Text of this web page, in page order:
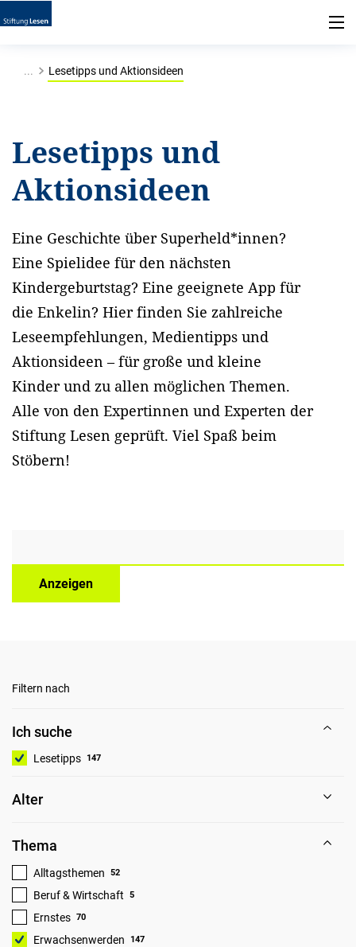
... Lesetipps und Aktionsideen
Lesetipps und
Aktionsideen
Eine Geschichte über Superheld*innen?
Eine Spielidee für den nächsten
Kindergeburtstag? Eine geeignete App für
die Enkelin? Hier finden Sie zahlreiche
Leseempfehlungen, Medientipps und
Aktionsideen – für große und kleine
Kinder und zu allen möglichen Themen.
Alle von den Expertinnen und Experten der
Stiftung Lesen geprüft. Viel Spaß beim
Stöbern!
Anzeigen
Filtern nach
Ich suche
Lesetipps 147
Alter
Thema
Alltagsthemen 52
Beruf & Wirtschaft 5
Ernstes 70
Erwachsenwerden 147